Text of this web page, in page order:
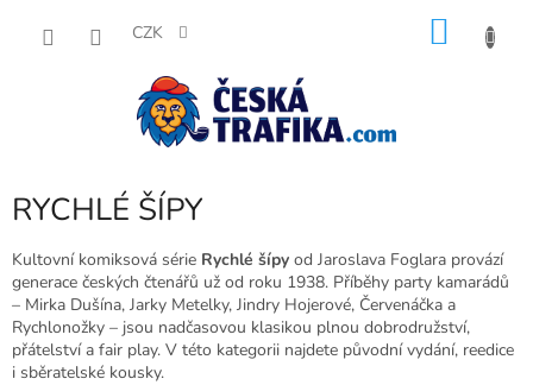
CZK
RYCHLÉ ŠÍPY
Kultovní komiksová série Rychlé šípy od Jaroslava Foglara provází
generace českých čtenářů už od roku 1938. Příběhy party kamarádů
– Mirka Dušína, Jarky Metelky, Jindry Hojerové, Červenáčka a
Rychlonožky – jsou nadčasovou klasikou plnou dobrodružství,
přátelství a fair play. V této kategorii najdete původní vydání, reedice
i sběratelské kousky.